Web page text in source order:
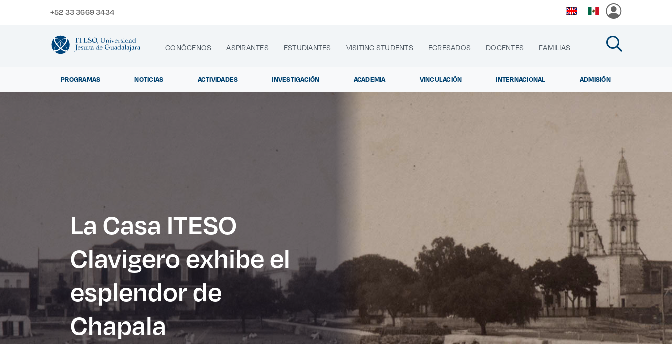
+52 33 3669 3434
CONÓCENOS ASPIRANTES ESTUDIANTES VISITING STUDENTS EGRESADOS DOCENTES FAMILIAS
CONTACTO
PROGRAMAS NOTICIAS ACTIVIDADES INVESTIGACIÓN ACADEMIA VINCULACIÓN INTERNACIONAL ADMISIÓN
Enlaces de interés
Carreras
Derecho
La Casa ITESO
Clavigero exhibe el
esplendor de
Chapala